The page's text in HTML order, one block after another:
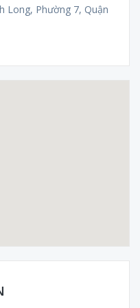
Long, Phường 7, Quận